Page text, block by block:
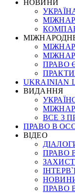
НОВИНИ
ПРАВО
UKRAINIAN
ВИДАННЯ
ВСЕ З
ПРАВО В
ВІДЕО
ПРАВО
ЗАХИСТ
ПРАВО